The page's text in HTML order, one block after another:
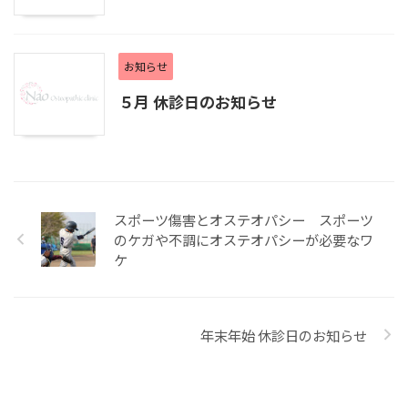
お知らせ
５月 休診日のお知らせ
スポーツ傷害とオステオパシー スポーツ
のケガや不調にオステオパシーが必要なワ
ケ
年末年始 休診日のお知らせ